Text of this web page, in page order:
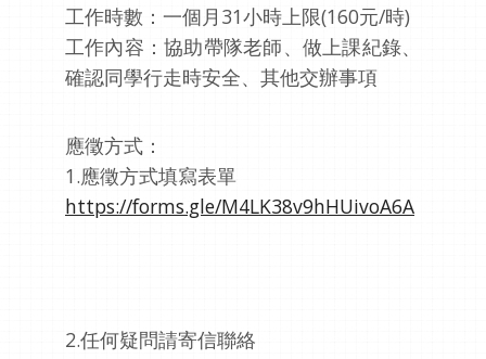
工作時數：一個月31小時上限(160元/時)
工作內容：協助帶隊老師、做上課紀錄、
確認同學行走時安全、其他交辦事項
應徵方式：
1.應徵方式填寫表單
https://forms.gle/M4LK38v9hHUivoA6A
2.任何疑問請寄信聯絡